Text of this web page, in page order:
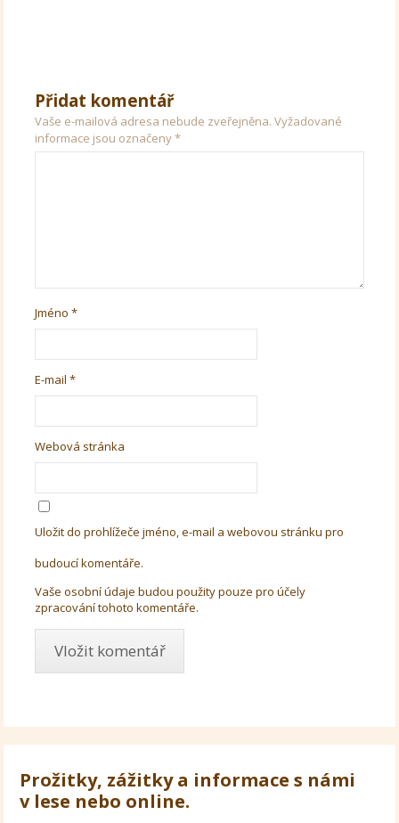
Přidat komentář
Vaše e-mailová adresa nebude zveřejněna. Vyžadované
informace jsou označeny*
Jméno*
E-mail*
Webová stránka
Uložit do prohlížeče jméno, e-mail a webovou stránku pro
budoucí komentáře.
Vaše osobní údaje budou použity pouze pro účely
zpracování tohoto komentáře.
Prožitky, zážitky a informace s námi
v lese nebo online.